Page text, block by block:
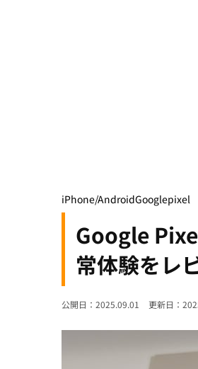
iPhone/AndroidGooglepixel
Google
常体験をレ
公開日：2025.09.01 更新日：